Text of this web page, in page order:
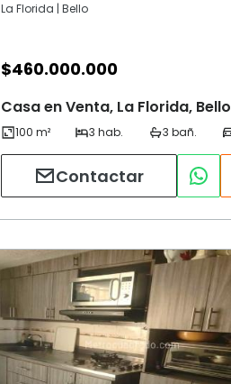
La Florida | Bello
$460.000.000
Casa en Venta, La Florida, Bello
Contactar